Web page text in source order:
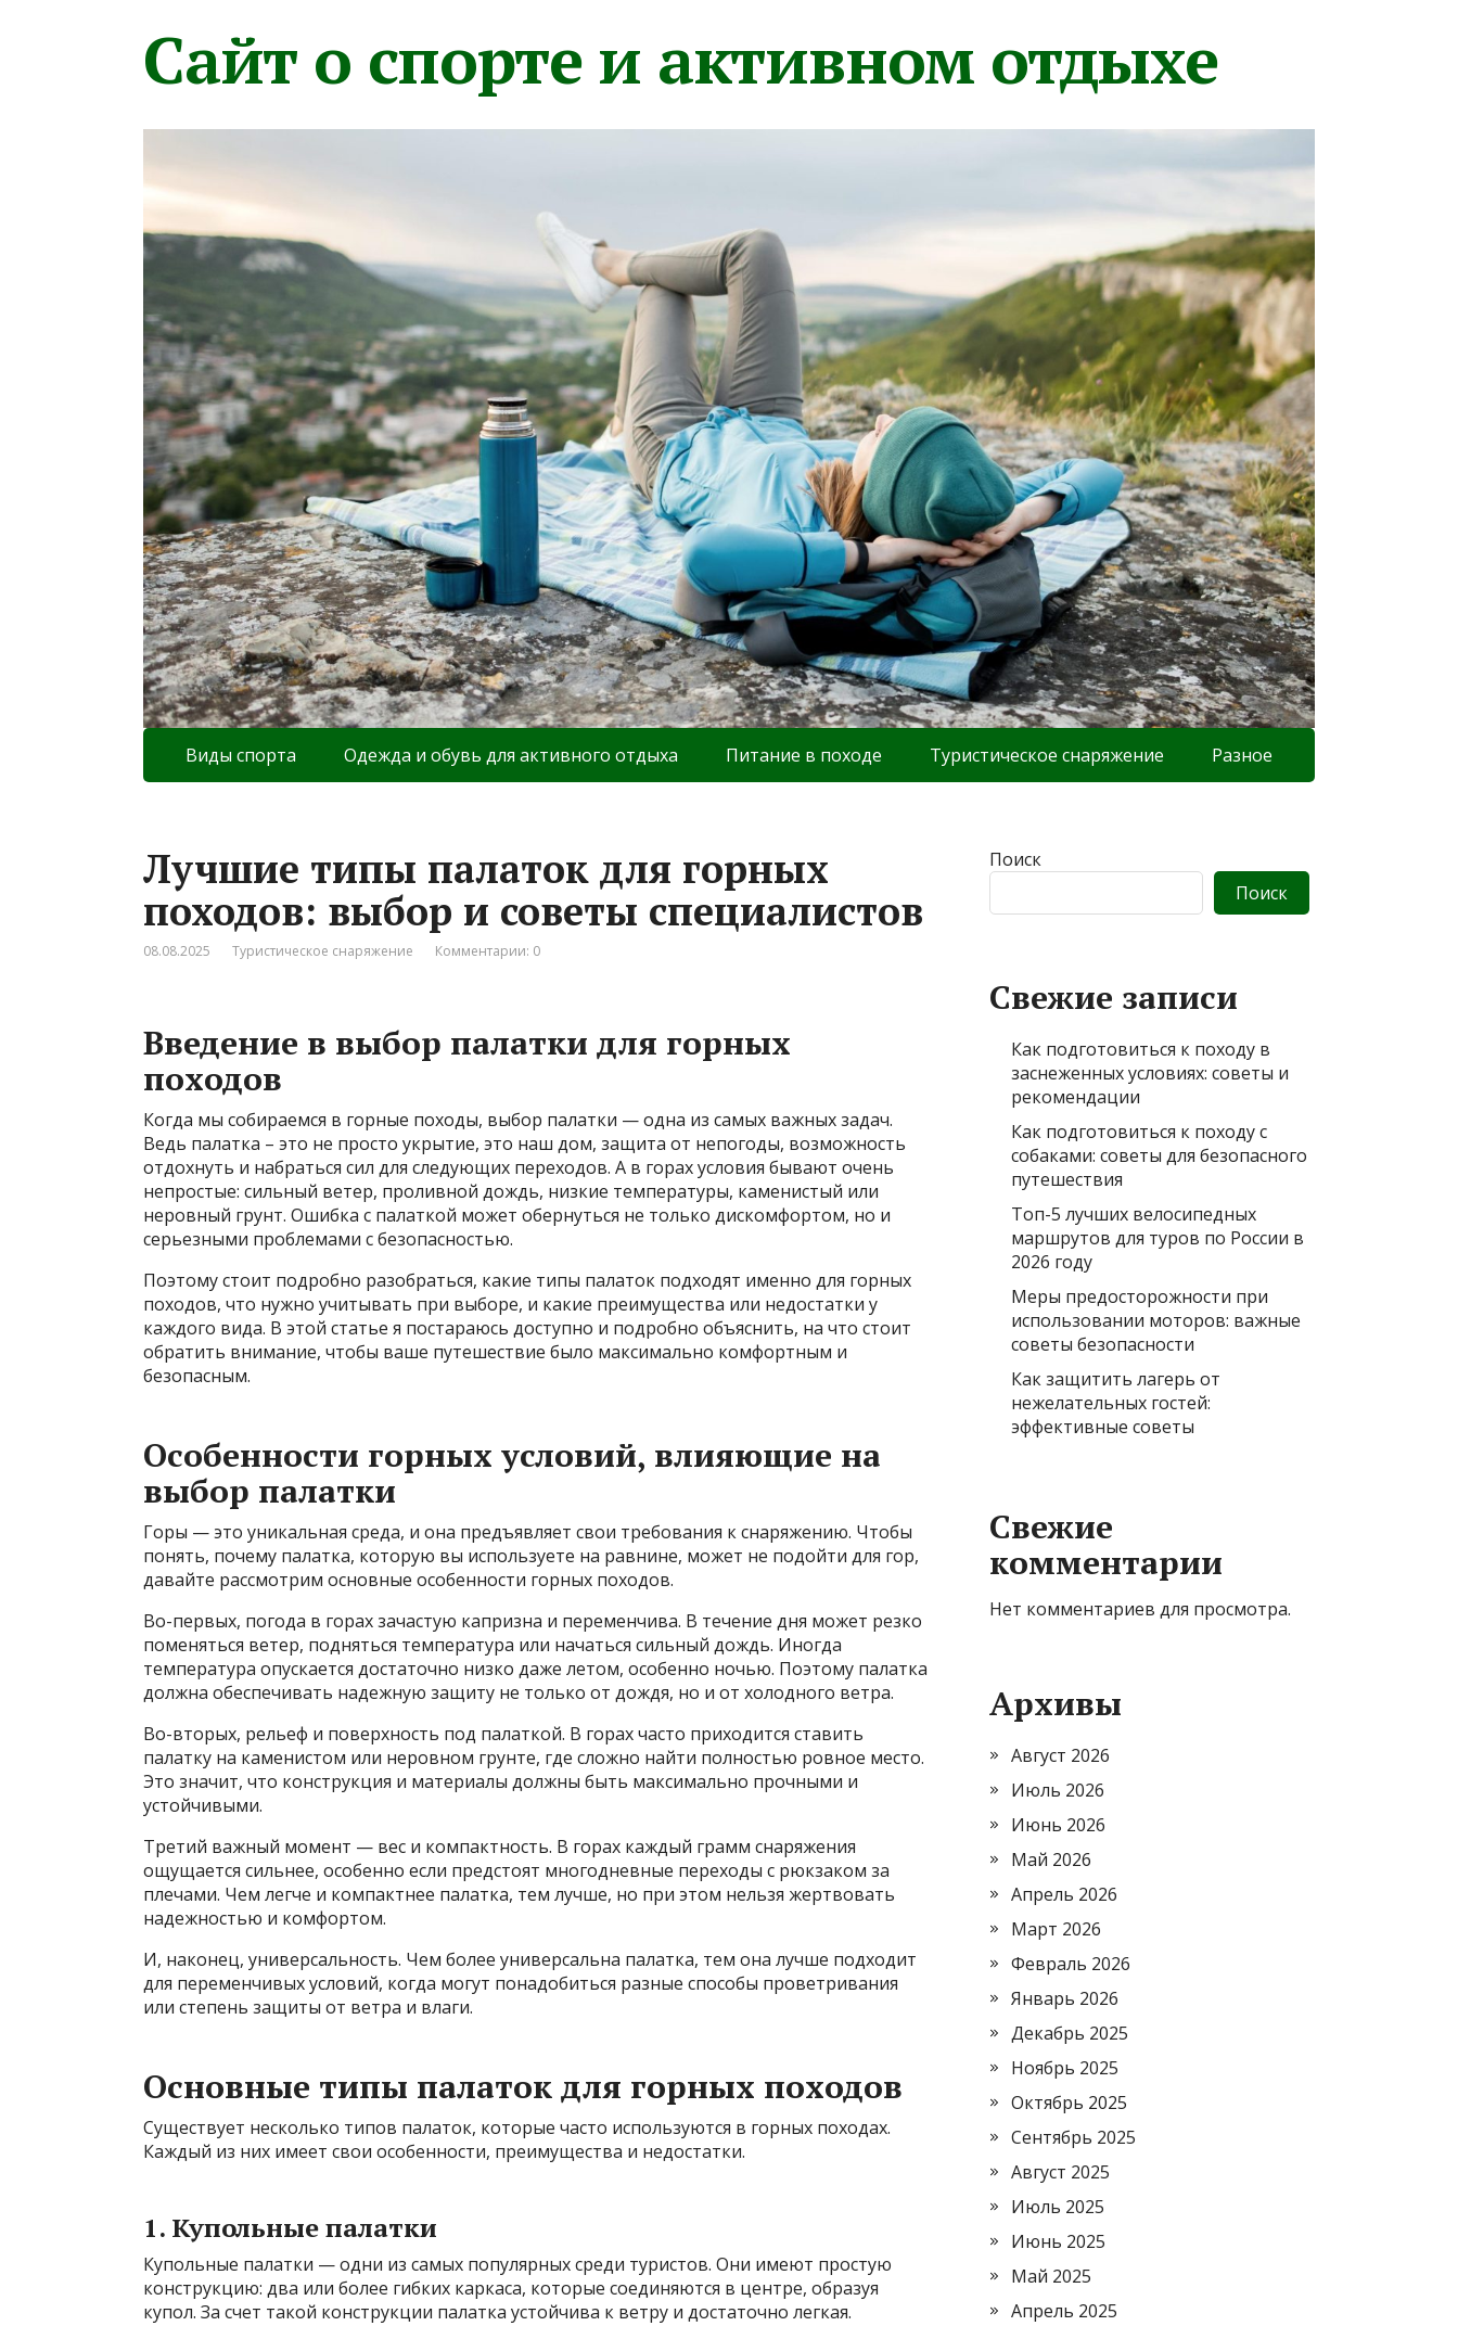
Сайт о спорте и активном отдыхе
Виды спорта Одежда и обувь для активного отдыха Питание в походе Туристическое снаряжение Разное
Лучшие типы палаток для горных
походов: выбор и советы специалистов
08.08.2025 Туристическое снаряжение Комментарии: 0
Введение в выбор палатки для горных
походов
Когда мы собираемся в горные походы, выбор палатки — одна из самых важных задач.
Ведь палатка – это не просто укрытие, это наш дом, защита от непогоды, возможность
отдохнуть и набраться сил для следующих переходов. А в горах условия бывают очень
непростые: сильный ветер, проливной дождь, низкие температуры, каменистый или
неровный грунт. Ошибка с палаткой может обернуться не только дискомфортом, но и
серьезными проблемами с безопасностью.
Поэтому стоит подробно разобраться, какие типы палаток подходят именно для горных
походов, что нужно учитывать при выборе, и какие преимущества или недостатки у
каждого вида. В этой статье я постараюсь доступно и подробно объяснить, на что стоит
обратить внимание, чтобы ваше путешествие было максимально комфортным и
безопасным.
Особенности горных условий, влияющие на
выбор палатки
Горы — это уникальная среда, и она предъявляет свои требования к снаряжению. Чтобы
понять, почему палатка, которую вы используете на равнине, может не подойти для гор,
давайте рассмотрим основные особенности горных походов.
Во-первых, погода в горах зачастую капризна и переменчива. В течение дня может резко
поменяться ветер, подняться температура или начаться сильный дождь. Иногда
температура опускается достаточно низко даже летом, особенно ночью. Поэтому палатка
должна обеспечивать надежную защиту не только от дождя, но и от холодного ветра.
Во-вторых, рельеф и поверхность под палаткой. В горах часто приходится ставить
палатку на каменистом или неровном грунте, где сложно найти полностью ровное место.
Это значит, что конструкция и материалы должны быть максимально прочными и
устойчивыми.
Третий важный момент — вес и компактность. В горах каждый грамм снаряжения
ощущается сильнее, особенно если предстоят многодневные переходы с рюкзаком за
плечами. Чем легче и компактнее палатка, тем лучше, но при этом нельзя жертвовать
надежностью и комфортом.
И, наконец, универсальность. Чем более универсальна палатка, тем она лучше подходит
для переменчивых условий, когда могут понадобиться разные способы проветривания
или степень защиты от ветра и влаги.
Основные типы палаток для горных походов
Существует несколько типов палаток, которые часто используются в горных походах.
Каждый из них имеет свои особенности, преимущества и недостатки.
1. Купольные палатки
Купольные палатки — одни из самых популярных среди туристов. Они имеют простую
конструкцию: два или более гибких каркаса, которые соединяются в центре, образуя
купол. За счет такой конструкции палатка устойчива к ветру и достаточно легкая.
Поиск
Поиск
Свежие записи
Как подготовиться к походу в
заснеженных условиях: советы и
рекомендации
Как подготовиться к походу с
собаками: советы для безопасного
путешествия
Топ-5 лучших велосипедных
маршрутов для туров по России в
2026 году
Меры предосторожности при
использовании моторов: важные
советы безопасности
Как защитить лагерь от
нежелательных гостей:
эффективные советы
Свежие
комментарии
Нет комментариев для просмотра.
Архивы
Август 2026
Июль 2026
Июнь 2026
Май 2026
Апрель 2026
Март 2026
Февраль 2026
Январь 2026
Декабрь 2025
Ноябрь 2025
Октябрь 2025
Сентябрь 2025
Август 2025
Июль 2025
Июнь 2025
Май 2025
Апрель 2025